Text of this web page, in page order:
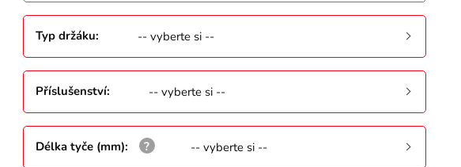
Typ držáku: -- vyberte si --
Příslušenství: -- vyberte si --
Délka tyče (mm): -- vyberte si --